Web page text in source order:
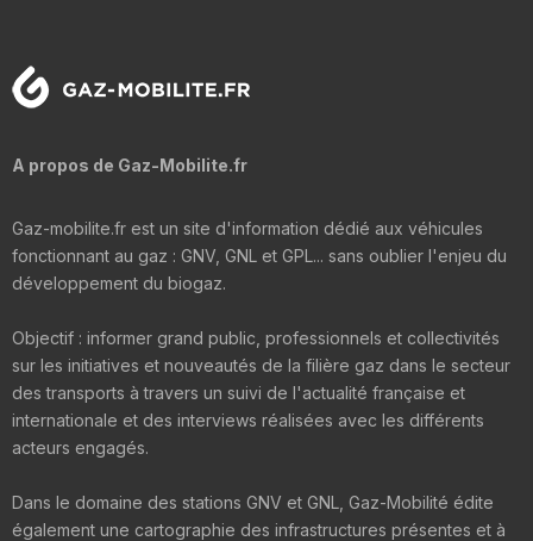
A propos de Gaz-Mobilite.fr
Gaz-mobilite.fr est un site d'information dédié aux véhicules
fonctionnant au gaz : GNV, GNL et GPL... sans oublier l'enjeu du
développement du biogaz.
Objectif : informer grand public, professionnels et collectivités
sur les initiatives et nouveautés de la filière gaz dans le secteur
des transports à travers un suivi de l'actualité française et
internationale et des interviews réalisées avec les différents
acteurs engagés.
Dans le domaine des stations GNV et GNL, Gaz-Mobilité édite
également une cartographie des infrastructures présentes et à